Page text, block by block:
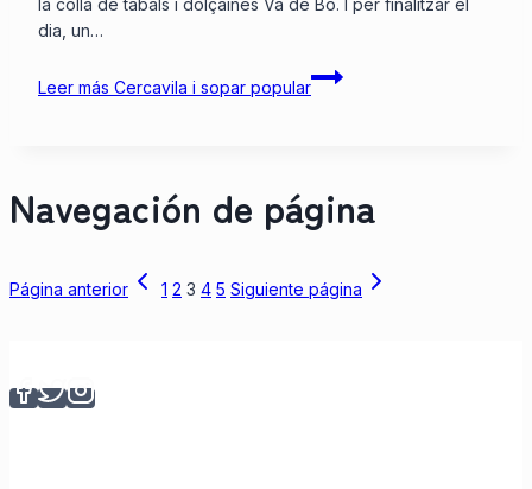
la colla de tabals i dolçaines Va de Bó. I per finalitzar el
dia, un…
Leer más Cercavila i sopar popular
Navegación de página
Página anterior 1 2 3 4 5 Siguiente página